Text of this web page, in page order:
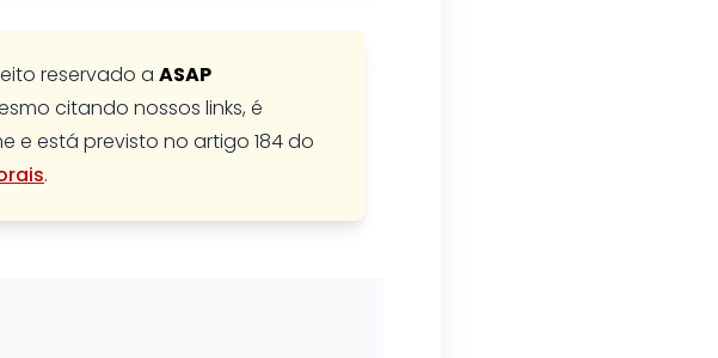
reservado a ASAP
citando nossos links, é
e está previsto no artigo 184 do
.